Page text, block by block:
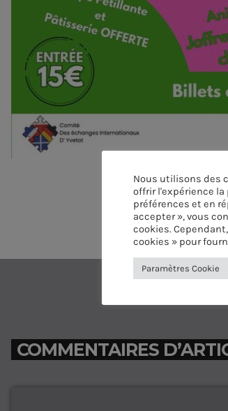
COMMENTAIRES
Nous utilisons des
offrir l'expérience
préférences et en
accepter », vous
cookies.
cookies » pour
Paramètres Cookie